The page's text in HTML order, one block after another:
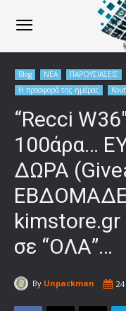
Blog ΝΕΑ ΠΑΡΟΥΣΙΑΣΕΙΣ
Η προσφορά της ημέρας
“Recci
100άρα…
ΔΩΡΑ
σε “ΟΛΑ”…
By Unpackman